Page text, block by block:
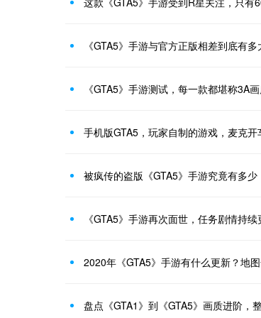
《GTA5》手游与官方正版相差到底有
《GTA5》手游测试，每一款都堪称3A
手机版GTA5，玩家自制的游戏，麦克
被疯传的盗版《GTA5》手游究竟有多少
《GTA5》手游再次面世，任务剧情持
2020年《GTA5》手游有什么更新？地
盘点《GTA1》到《GTA5》画质进阶，